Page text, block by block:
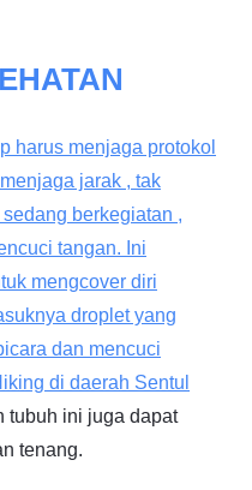
harus menjaga protokol
jarak , tak
berkegiatan ,
tangan. Ini
mengcover diri
droplet yang
dan mencuci
di daerah Sentul
tubuh ini juga dapat
tenang.